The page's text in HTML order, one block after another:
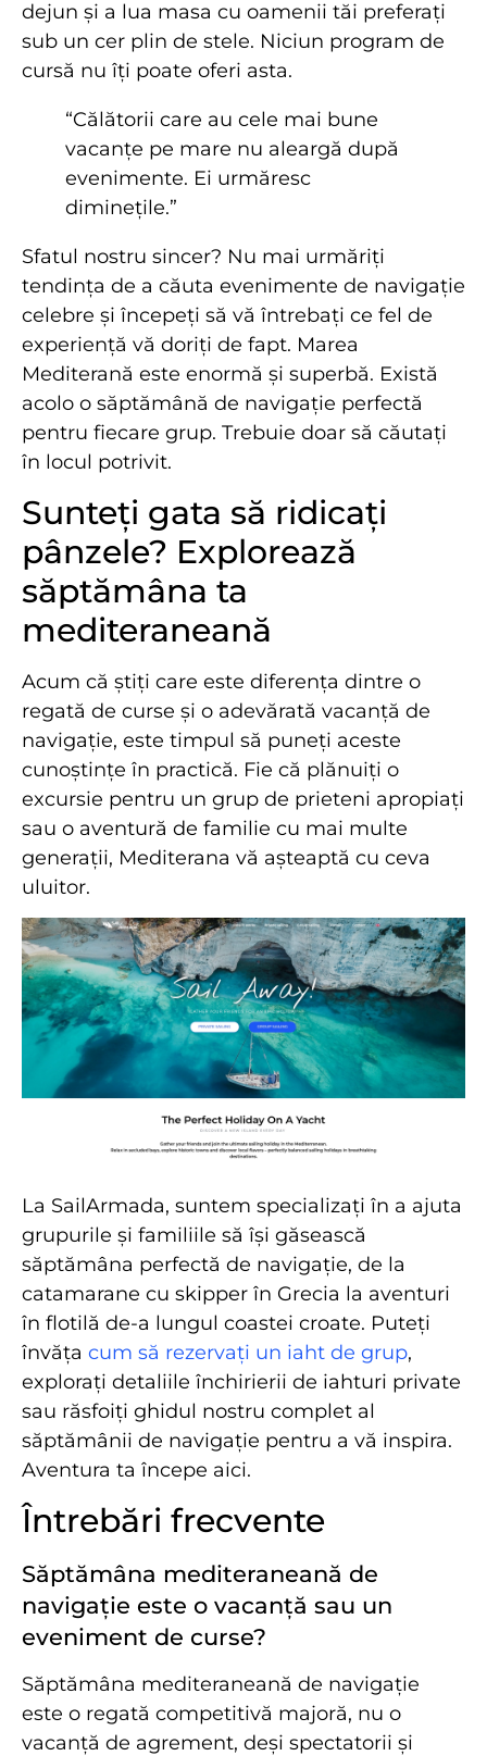
dejun și a lua masa cu oamenii tăi preferați
sub un cer plin de stele. Niciun program de
cursă nu îți poate oferi asta.
“Călătorii care au cele mai bune
vacanțe pe mare nu aleargă după
evenimente. Ei urmăresc
diminețile.”
Sfatul nostru sincer? Nu mai urmăriți
tendința de a căuta evenimente de navigație
celebre și începeți să vă întrebați ce fel de
experiență vă doriți de fapt. Marea
Mediterană este enormă și superbă. Există
acolo o săptămână de navigație perfectă
pentru fiecare grup. Trebuie doar să căutați
în locul potrivit.
Sunteți gata să ridicați
pânzele? Explorează
săptămâna ta
mediteraneană
Acum că știți care este diferența dintre o
regată de curse și o adevărată vacanță de
navigație, este timpul să puneți aceste
cunoștințe în practică. Fie că plănuiți o
excursie pentru un grup de prieteni apropiați
sau o aventură de familie cu mai multe
generații, Mediterana vă așteaptă cu ceva
uluitor.
La SailArmada, suntem specializați în a ajuta
grupurile și familiile să își găsească
săptămâna perfectă de navigație, de la
catamarane cu skipper în Grecia la aventuri
în flotilă de-a lungul coastei croate. Puteți
învăța cum să rezervați un iaht de grup,
explorați detaliile închirierii de iahturi private
sau răsfoiți ghidul nostru complet al
săptămânii de navigație pentru a vă inspira.
Aventura ta începe aici.
Întrebări frecvente
Săptămâna mediteraneană de
navigație este o vacanță sau un
eveniment de curse?
Săptămâna mediteraneană de navigație
este o regată competitivă majoră, nu o
vacanță de agrement, deși spectatorii și